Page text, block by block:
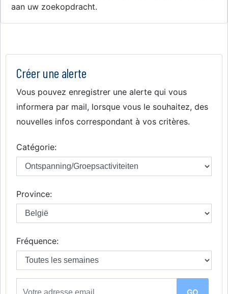
aan uw zoekopdracht.
Créer une alerte
Vous pouvez enregistrer une alerte qui vous
informera par mail, lorsque vous le souhaitez, des
nouvelles infos correspondant à vos critères.
Catégorie:
Province:
Fréquence: